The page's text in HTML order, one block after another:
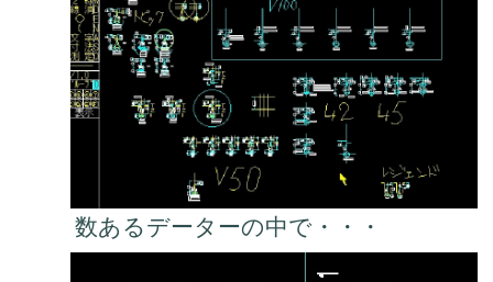
数あるデーターの中で・・・